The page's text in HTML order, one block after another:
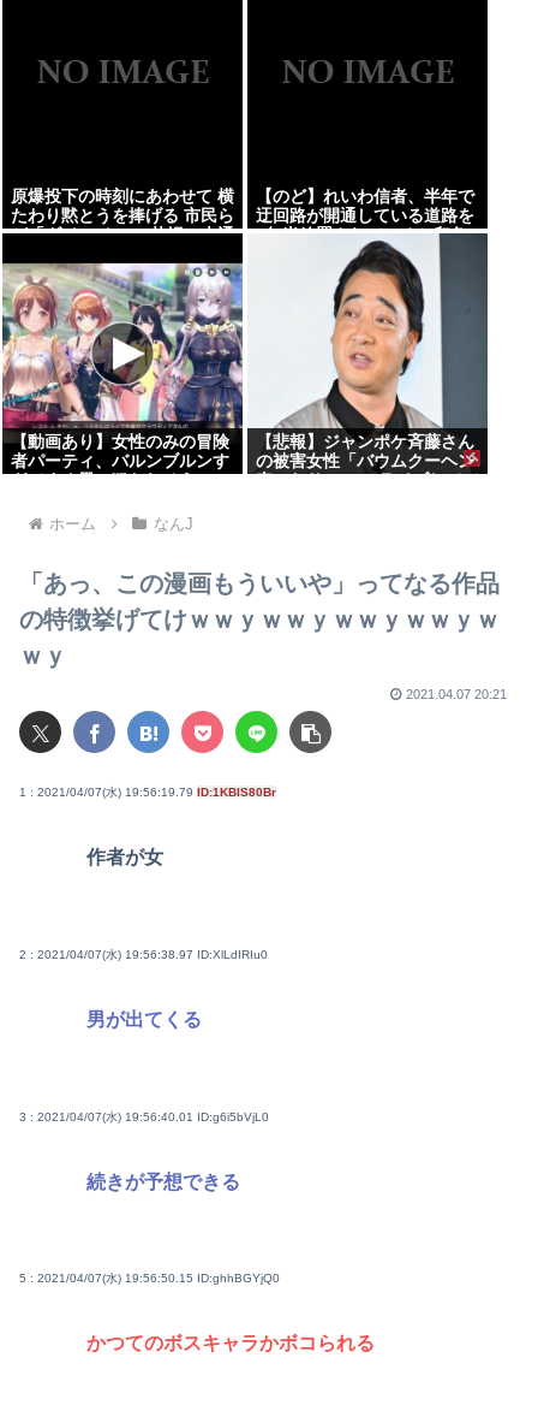
原爆投下の時刻にあわせて 横
たわり黙とうを捧げる 市民ら
が「ダイ・イン」 札幌・大通
【のど】れいわ信者、半年で
迂回路が開通している道路を
2年半放置されていると印象
操作してしまう
【動画あり】女性のみの冒険
者パーティ、バルンブルンす
ぎてすぐ男に狙われそう
【悲報】ジャンポケ斉藤さん
の被害女性「バウムクーヘン
売ったりTikTokライブしてて
ホーム なんJ
「あっ、この漫画もういいや」ってなる作品
の特徴挙げてけｗｗｙｗｗｙｗｗｙｗｗｙｗ
ｗｙ
2021.04.07 20:21
1 : 2021/04/07(水) 19:56:19.79 ID:1KBIS80Br
作者が女
2 : 2021/04/07(水) 19:56:38.97 ID:XlLdIRIu0
男が出てくる
3 : 2021/04/07(水) 19:56:40.01 ID:g6i5bVjL0
続きが予想できる
5 : 2021/04/07(水) 19:56:50.15 ID:ghhBGYjQ0
かつてのボスキャラかボコられる